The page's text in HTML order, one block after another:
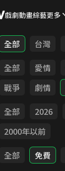
戲劇動畫綜藝更多
全部 台灣
全部 愛情
戰爭
劇情
全部 2026
2000年以前
全部 免費